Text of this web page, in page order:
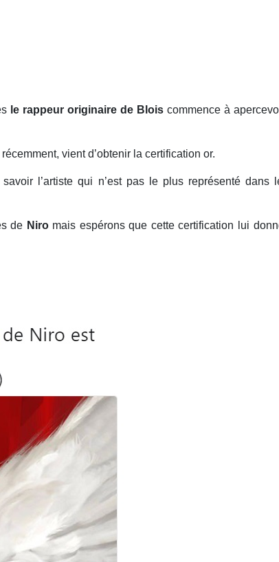
le rappeur originaire de Bloiscommence à
vient d’obtenir la certification or.
l’artiste qui n’est pas le plus représenté
de Niro mais espérons que cette certification lui